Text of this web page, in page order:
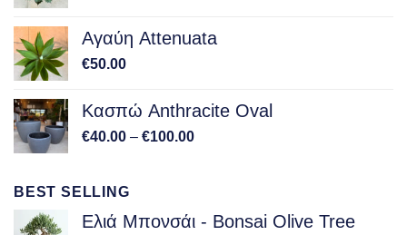
Αγαύη Attenuata
€50.00
Κασπώ Anthracite Oval
€40.00 – €100.00Price
€100.00
BEST SELLING
Ελιά Μπονσάι - Bonsai Olive Tree